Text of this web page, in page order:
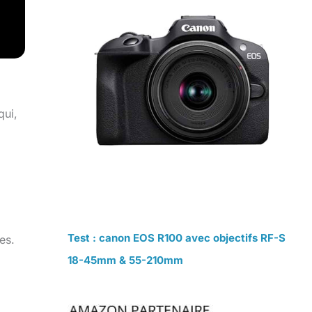
Test : canon EOS R100 avec objectifs RF-S
18-45mm & 55-210mm